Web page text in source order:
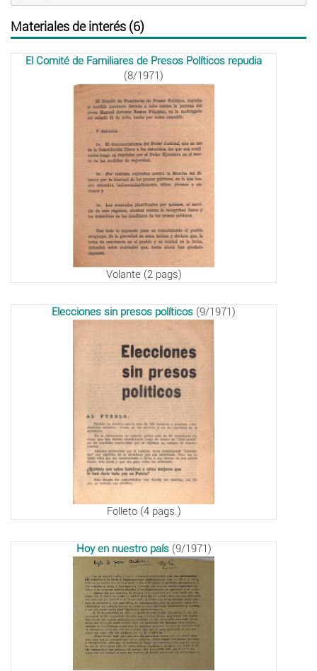
Materiales de interés (6)
El Comité de Familiares de Presos Políticos repudia
(8/1971)
Volante (2 pags)
Elecciones sin presos políticos (9/1971)
Folleto (4 pags.)
Hoy en nuestro país(9/1971)